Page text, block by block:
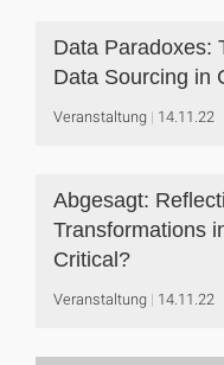
Data Paradoxes:
Data Sourcing in
Veranstaltung 14.11.22
Abgesagt:
Transformations
Critical?
Veranstaltung 14.11.22